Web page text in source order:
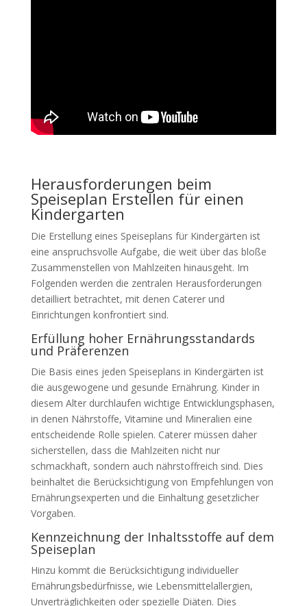
Herausforderungen beim
Speiseplan Erstellen für einen
Kindergarten
Die Erstellung eines Speiseplans für Kindergärten ist
eine anspruchsvolle Aufgabe, die weit über das bloße
Zusammenstellen von Mahlzeiten hinausgeht. Im
Folgenden werden die zentralen Herausforderungen
detailliert betrachtet, mit denen Caterer und
Einrichtungen konfrontiert sind.
Erfüllung hoher Ernährungsstandards
und Präferenzen
Die Basis eines jeden Speiseplans in Kindergärten ist
die ausgewogene und gesunde Ernährung. Kinder in
diesem Alter durchlaufen wichtige Entwicklungsphasen,
in denen Nährstoffe, Vitamine und Mineralien eine
entscheidende Rolle spielen. Caterer müssen daher
sicherstellen, dass die Mahlzeiten nicht nur
schmackhaft, sondern auch nährstoffreich sind. Dies
beinhaltet die Berücksichtigung von Empfehlungen von
Ernährungsexperten und die Einhaltung gesetzlicher
Vorgaben.
Kennzeichnung der Inhaltsstoffe auf dem
Speiseplan
Hinzu kommt die Berücksichtigung individueller
Ernährungsbedürfnisse, wie Lebensmittelallergien,
Unverträglichkeiten oder spezielle Diäten. Dies